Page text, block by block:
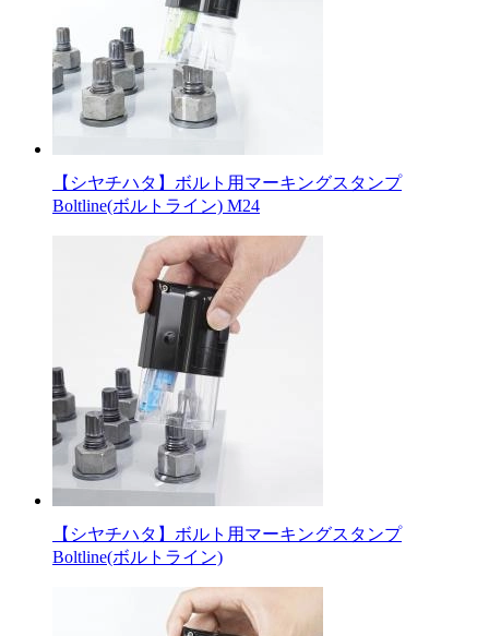
【シヤチハタ】ボルト用マーキングスタンプ
Boltline(ボルトライン) M24
【シヤチハタ】ボルト用マーキングスタンプ
Boltline(ボルトライン)